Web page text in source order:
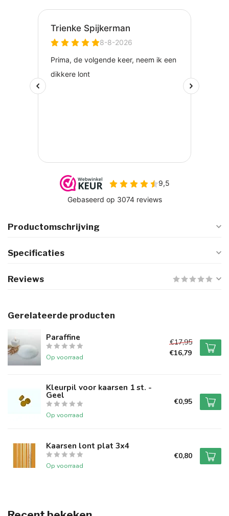
Productomschrijving
Specificaties
Reviews
Gerelateerde producten
Paraffine
Op voorraad
€17,95
€16,79
Kleurpil voor kaarsen 1 st. -
Geel
Op voorraad
€0,95
Kaarsen lont plat 3x4
Op voorraad
€0,80